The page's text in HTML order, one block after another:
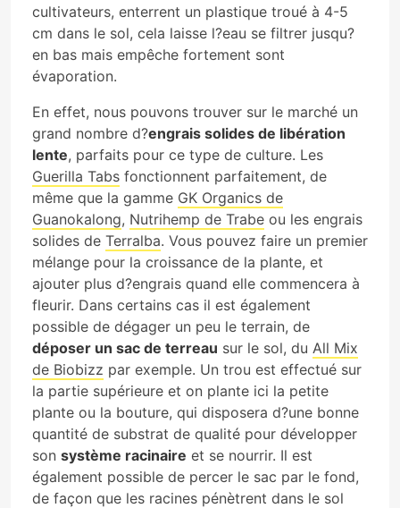
cultivateurs, enterrent un plastique troué à 4-5
cm dans le sol, cela laisse l?eau se filtrer jusqu?
en bas mais empêche fortement sont
évaporation.
En effet, nous pouvons trouver sur le marché un
grand nombre d?engrais solides de libération
lente, parfaits pour ce type de culture. Les
Guerilla Tabs fonctionnent parfaitement, de
même que la gamme GK Organics de
Guanokalong, Nutrihemp de Trabe ou les engrais
solides de Terralba. Vous pouvez faire un premier
mélange pour la croissance de la plante, et
ajouter plus d?engrais quand elle commencera à
fleurir. Dans certains cas il est également
possible de dégager un peu le terrain, de
déposer un sac de terreau sur le sol, du All Mix
de Biobizz par exemple. Un trou est effectué sur
la partie supérieure et on plante ici la petite
plante ou la bouture, qui disposera d?une bonne
quantité de substrat de qualité pour développer
son système racinaire et se nourrir. Il est
également possible de percer le sac par le fond,
de façon que les racines pénètrent dans le sol